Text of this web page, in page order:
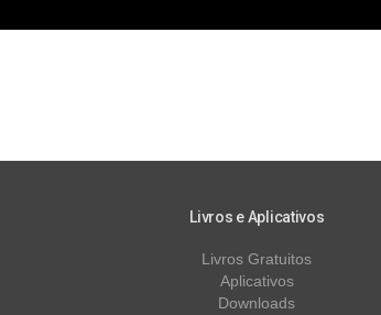
Livros e Aplicativos
Livros Gratuitos
Aplicativos
Downloads